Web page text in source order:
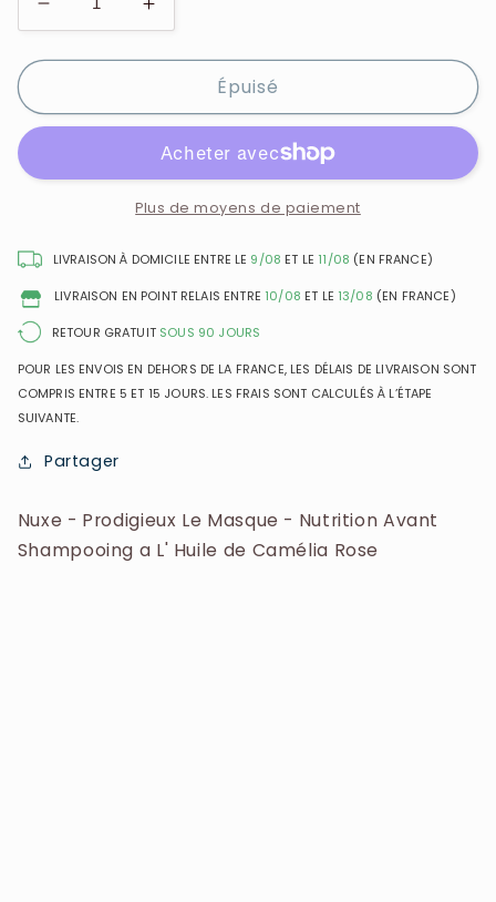
Réduire
la
quantité
Nuxe
-
Le
Nutrition
Shampooing
a
Huile
de
Camélia
Rose
Augmenter
la
quantité
Nuxe
Prodigieux
Le
Masque
Nutrition
Shampooing
a
Huile
de
Épuisé
Plus de moyens de paiement
LIVRAISON À DOMICILE ENTRE LE 9/08 ET LE 11/08 (EN FRANCE)
LIVRAISON EN POINT RELAIS ENTRE 10/08 ET LE 13/08 (EN FRANCE)
RETOUR GRATUIT SOUS 90 JOURS
POUR LES ENVOIS EN DEHORS DE LA FRANCE, LES DÉLAIS DE LIVRAISON SONT
COMPRIS ENTRE 5 ET 15 JOURS. LES FRAIS SONT CALCULÉS À L’ÉTAPE
SUIVANTE.
Partager
Nuxe - Prodigieux Le Masque - Nutrition Avant
Shampooing a L' Huile de Camélia Rose